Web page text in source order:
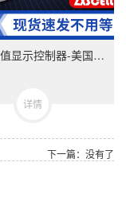
ZM02力值显示控制器-美国中克塞尔品牌称重仪表
详情
下一篇：没有了